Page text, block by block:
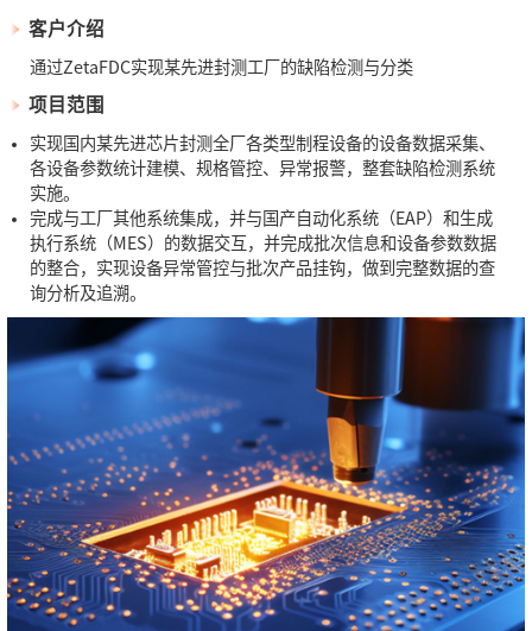
客户介绍
通过ZetaFDC实现某先进封测工厂的缺陷检测与分类
项目范围
实现国内某先进芯片封测全厂各类型制程设备的设备数据采集、
各设备参数统计建模、规格管控、异常报警，整套缺陷检测系统
实施。
完成与工厂其他系统集成，并与国产自动化系统（EAP）和生成
执行系统（MES）的数据交互，并完成批次信息和设备参数数据
的整合，实现设备异常管控与批次产品挂钩，做到完整数据的查
询分析及追溯。